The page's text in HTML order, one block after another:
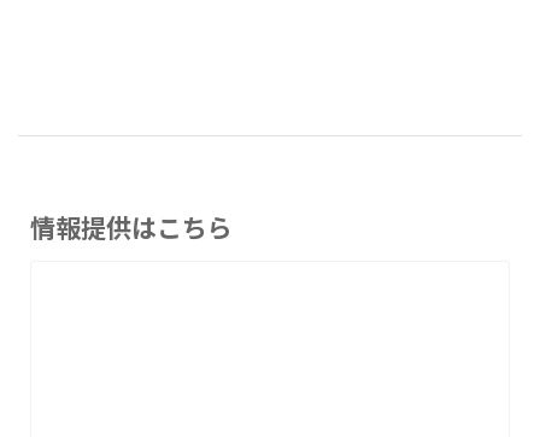
情報提供はこちら